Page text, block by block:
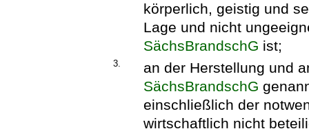
körperlich, geistig und
Lage und nicht
SächsBrandschG ist;
3.
an der Herstellung und
SächsBrandschG
einschließlich der
wirtschaftlich nicht